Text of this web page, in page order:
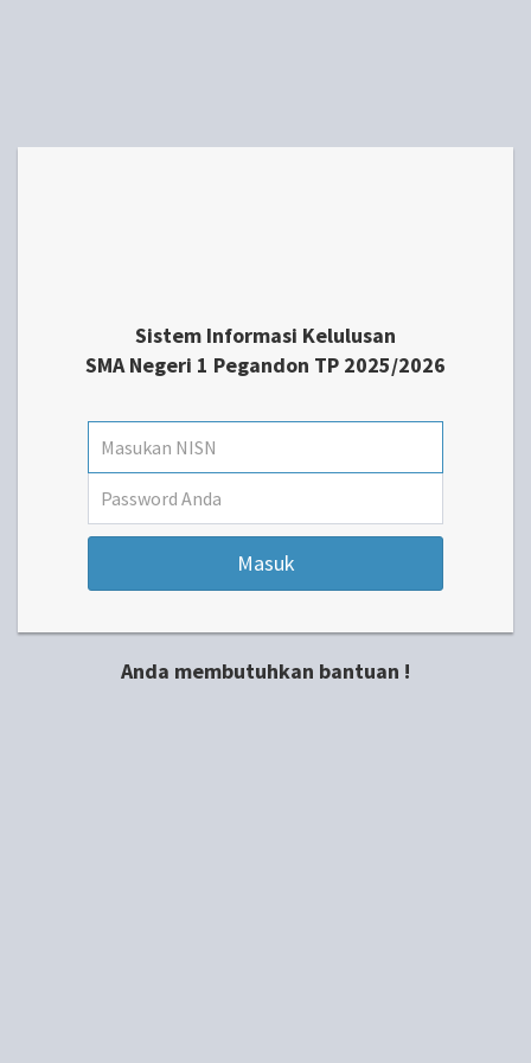
Sistem Informasi Kelulusan
SMA Negeri 1 Pegandon TP 2025/2026
Masuk
Anda membutuhkan bantuan !